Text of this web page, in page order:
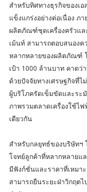
สำหรับทิศทางธุรกิจของเ
แข็งแกร่งอย่างต่อเนื่อง ภ
ผลิตภัณฑ์ชุดเครื่องครัวแล
เม้นท์ สามารถตอบสนองค
หลากหลายของผลิตภัณฑ์
เป้า 1000 ล้านบาท คาดว่
ด้วยปัจจัยทางเศรษฐกิจที่
ผู้บริโภครัดเข็มขัดและระ
ภาพรวมตลาดเครื่องใช้ไ
เดียวกัน
สำหรับกลยุทธ์ของบริษัท
โจทย์ลูกค้าที่หลากหลายแ
มีฟังก์ชั่นและราคาที่เหมา
สามารถยืนระยะฝ่าวิกฤต